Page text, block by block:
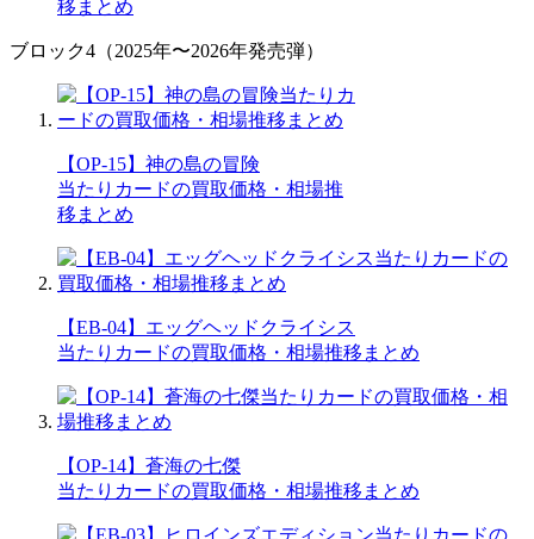
移まとめ
ブロック4（2025年〜2026年発売弾）
【OP-15】神の島の冒険
当たりカードの買取価格・相場推
移まとめ
【EB-04】エッグヘッドクライシス
当たりカードの買取価格・相場推移まとめ
【OP-14】蒼海の七傑
当たりカードの買取価格・相場推移まとめ